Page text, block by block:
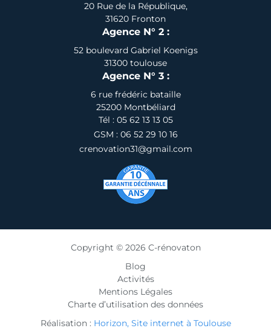
20 Rue de la République,
31620 Fronton
Agence N° 2 :
52 boulevard Gabriel Koenigs
31300 toulouse
Agence N° 3 :
6 rue frédéric bataille
25200 Montbéliard
Tél : 05 62 13 13 05
GSM : 06 52 29 10 16
crenovation31@gmail.com
Copyright © 2026 C-rénovaton
Blog
Activités
Mentions Légales
Charte d’utilisation des données
Réalisation : Horizon, Site internet à Toulouse